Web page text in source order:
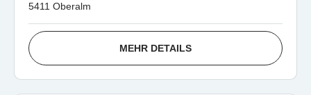
5411 Oberalm
MEHR DETAILS